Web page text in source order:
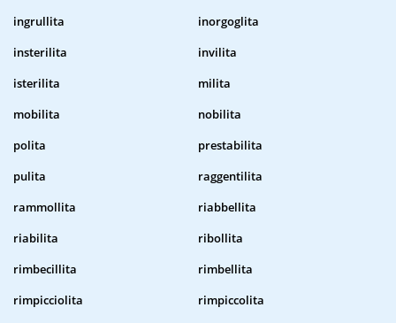
ingrullita
inorgoglita
insterilita
invilita
isterilita
milita
mobilita
nobilita
polita
prestabilita
pulita
raggentilita
rammollita
riabbellita
riabilita
ribollita
rimbecillita
rimbellita
rimpicciolita
rimpiccolita